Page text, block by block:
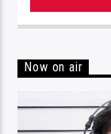
Now on air